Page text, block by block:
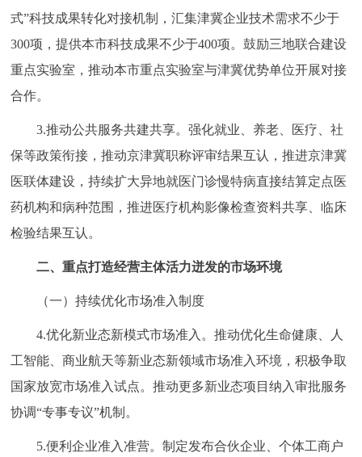
式”科技成果转化对接机制，汇集津冀企业技术需求不少于
300项，提供本市科技成果不少于400项。鼓励三地联合建设
重点实验室，推动本市重点实验室与津冀优势单位开展对接
合作。
3.推动公共服务共建共享。强化就业、养老、医疗、社
保等政策衔接，推动京津冀职称评审结果互认，推进京津冀
医联体建设，持续扩大异地就医门诊慢特病直接结算定点医
药机构和病种范围，推进医疗机构影像检查资料共享、临床
检验结果互认。
二、重点打造经营主体活力迸发的市场环境
（一）持续优化市场准入制度
4.优化新业态新模式市场准入。推动优化生命健康、人
工智能、商业航天等新业态新领域市场准入环境，积极争取
国家放宽市场准入试点。推动更多新业态项目纳入审批服务
协调“专事专议”机制。
5.便利企业准入准营。制定发布合伙企业、个体工商户